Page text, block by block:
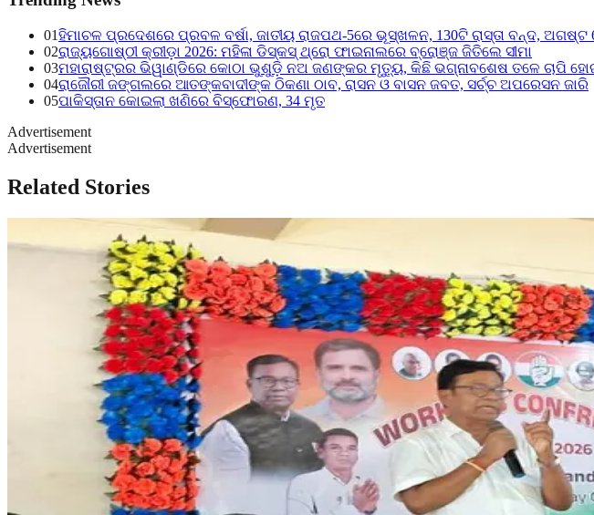
01ହିମାଚଳ ପ୍ରଦେଶରେ ପ୍ରବଳ ବର୍ଷା, ଜାତୀୟ ରାଜପଥ-5ରେ ଭୂସ୍ଖଳନ, 130ଟି ରାସ୍ତା ବନ୍ଦ, ଅଗଷ୍ଟ
02ରାଜ୍ୟଗୋଷ୍ଠୀ କ୍ରୀଡ଼ା 2026: ମହିଳା ଡିସ୍କସ୍ ଥ୍ରୋ ଫାଇନାଲରେ ବ୍ରୋଞ୍ଜ ଜିତିଲେ ସୀମା
03ମହାରାଷ୍ଟ୍ରର ଭିୱାଣ୍ଡିରେ କୋଠା ଭୁଶୁଡ଼ି ନଅ ଜଣଙ୍କର ମୃତ୍ୟୁ, କିଛି ଭଗ୍ନାବଶେଷ ତଳେ ଚାପି
04ରାଜୌରୀ ଜଙ୍ଗଲରେ ଆତଙ୍କବାଦୀଙ୍କ ଠିକଣା ଠାବ, ରାସନ ଓ ବାସନ ଜବତ, ସର୍ଚ୍ଚ ଅପରେସନ ଜାରି
05ପାକିସ୍ତାନ କୋଇଲା ଖଣିରେ ବିସ୍ଫୋରଣ, 34 ମୃତ
Advertisement
Advertisement
Related Stories